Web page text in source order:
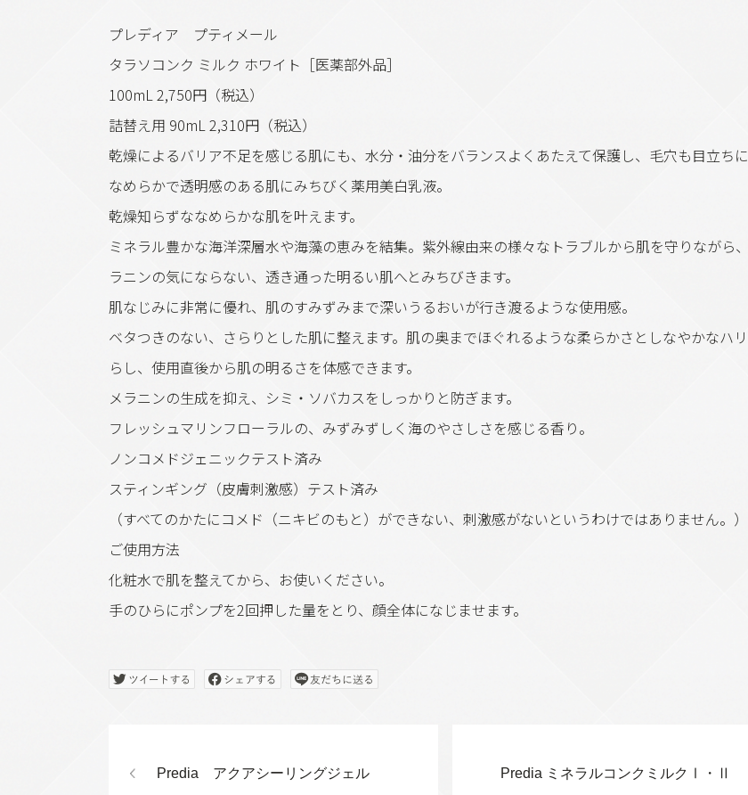
プレディア プティメール
タラソコンク ミルク ホワイト［医薬部外品］
100mL 2,750円（税込）
詰替え用 90mL 2,310円（税込）
乾燥によるバリア不足を感じる肌にも、水分・油分をバランスよくあたえて保護し、毛穴も目立ちに
なめらかで透明感のある肌にみちびく薬用美白乳液。
乾燥知らずななめらかな肌を叶えます。
ミネラル豊かな海洋深層水や海藻の恵みを結集。紫外線由来の様々なトラブルから肌を守りながら
ラニンの気にならない、透き通った明るい肌へとみちびきます。
肌なじみに非常に優れ、肌のすみずみまで深いうるおいが行き渡るような使用感。
ベタつきのない、さらりとした肌に整えます。肌の奥までほぐれるような柔らかさとしなやかなハ
らし、使用直後から肌の明るさを体感できます。
メラニンの生成を抑え、シミ・ソバカスをしっかりと防ぎます。
フレッシュマリンフローラルの、みずみずしく海のやさしさを感じる香り。
ノンコメドジェニックテスト済み
スティンギング（皮膚刺激感）テスト済み
（すべてのかたにコメド（ニキビのもと）ができない、刺激感がないというわけではありません。）
ご使用方法
化粧水で肌を整えてから、お使いください。
手のひらにポンプを2回押した量をとり、顔全体になじませます。
Predia アクアシーリングジェル Predia ミネラルコンクミルクⅠ・Ⅱ